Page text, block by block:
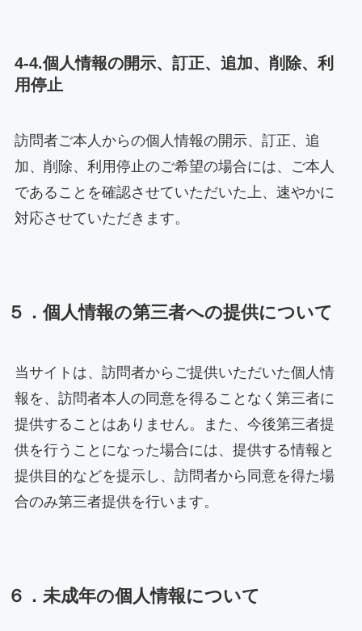
4-4.個人情報の開示、訂正、追加、削除、利
用停止
訪問者ご本人からの個人情報の開示、訂正、追
加、削除、利用停止のご希望の場合には、ご本人
であることを確認させていただいた上、速やかに
対応させていただきます。
５．個人情報の第三者への提供について
当サイトは、訪問者からご提供いただいた個人情
報を、訪問者本人の同意を得ることなく第三者に
提供することはありません。また、今後第三者提
供を行うことになった場合には、提供する情報と
提供目的などを提示し、訪問者から同意を得た場
合のみ第三者提供を行います。
６．未成年の個人情報について